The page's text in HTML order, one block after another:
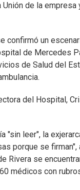
de la
confirmó un
de Mercedes
de Salud del
del Hospital,
"sin leer", la
porque se
Rivera se
médicos con